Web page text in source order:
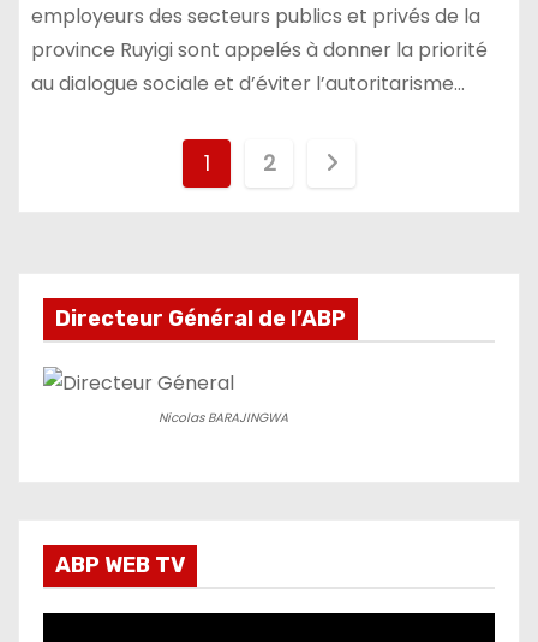
employeurs des secteurs publics et privés de la
province Ruyigi sont appelés à donner la priorité
au dialogue sociale et d’éviter l’autoritarisme…
Pagination
1 2
Directeur Général de l’ABP
Nicolas BARAJINGWA
ABP WEB TV